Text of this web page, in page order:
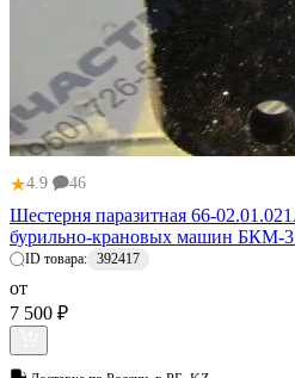
★4.9 46
Шестерня паразитная 66-
бурильно-крановых машин БКМ-
ID товара: 392417
от
7 500 ₽